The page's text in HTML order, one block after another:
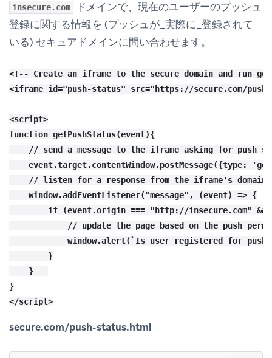
insecure.com
ドメインで、現在のユーザーのプッシュ
登録に関する情報を (プッシュが_実際に_登録されて
いる) セキュアドメインに問い合わせます。
<!-- Create an iframe to the secure domain and run
<iframe id="push-status" src="https://secure.com/
<script>
function getPushStatus(event){
// send a message to the iframe asking for push
event.target.contentWindow.postMessage({type:
    // listen for a response from the iframe's domain
    window.addEventListener("message", (event) => {
if (event.origin === "http://insecure.com"
// update the page based on the push
window.alert(`Is user registered for
        }
    }
}
secure.com/push-status.html